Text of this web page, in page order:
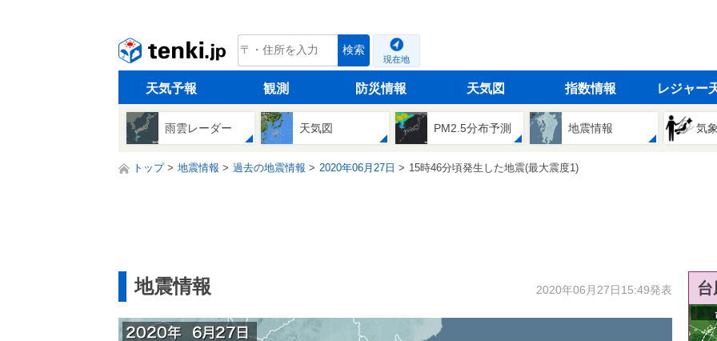
tenki.jp 検索
現在地
天気予報 観測 防災情報 天気図 指数情報 レジャー
雨雲レーダー 天気図 PM2.5分布予測 地震情報 気
トップ 地震情報 過去の地震情報 2020年06月27日 15時46分頃発生した地震(最大震度1)
地震情報 2020年06月27日15:49発表